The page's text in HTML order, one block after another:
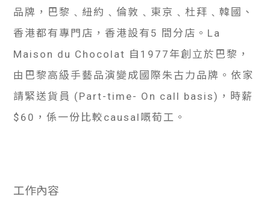
品牌，巴黎﹑紐約﹑倫敦﹑東京﹑杜拜﹑韓國、
香港都有專門店，香港設有5 間分店。La
Maison du Chocolat 自1977年創立於巴黎，
由巴黎高級手藝品演變成國際朱古力品牌。依家
請緊送貨員 (Part-time- On call basis)，時薪
$60，係一份比較causal嘅荀工。
工作內容